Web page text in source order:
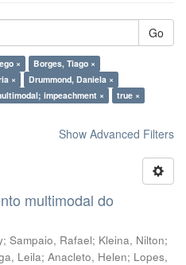
Go
×
Borges, Tiago ×
×
Drummond, Daniela ×
impeachment ×
true ×
Show Advanced Filters
multimodal do
; Sampaio, Rafael; Kleina, Nilton;
Leila; Anacleto, Helen; Lopes,